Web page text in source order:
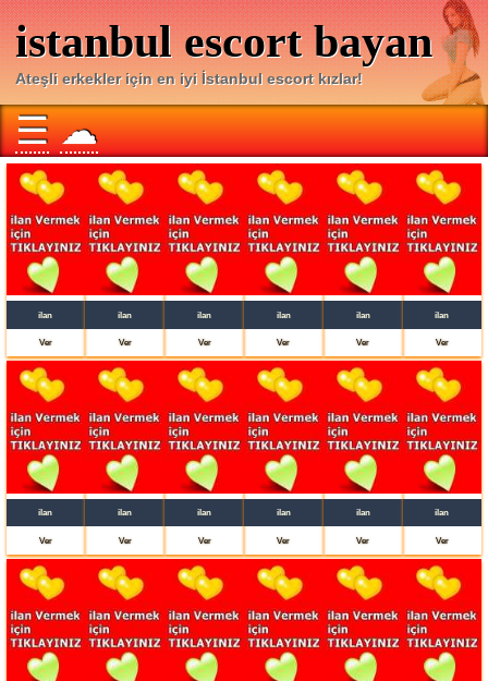
istanbul escort bayan
Ateşli erkekler için en iyi İstanbul escort kızlar!
☰ ☁
ilan
Ver
ilan
Ver
ilan
Ver
ilan
Ver
ilan
Ver
ilan
Ver
ilan
Ver
ilan
Ver
ilan
Ver
ilan
Ver
ilan
Ver
ilan
Ver